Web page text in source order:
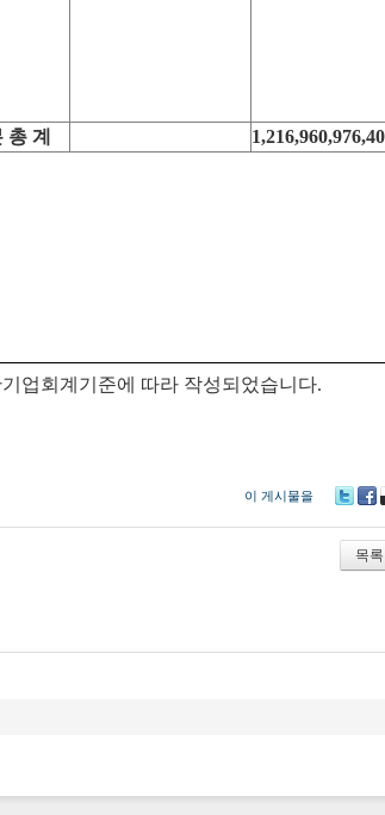
계
업회계기준에 따라 작성되었습니다.
이 게시물을
bo
ok
목록